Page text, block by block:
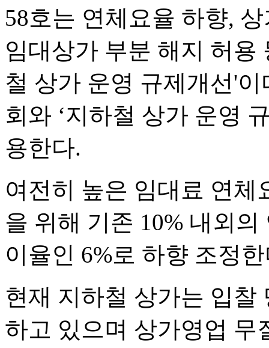
58호는 연체요율 하향,
임대상가 부분 해지 허용
철 상가 운영 규제개선'
회와 ‘지하철 상가 운영
용한다.
여전히 높은 임대료 연
을 위해 기존 10% 내외
이율인 6%로 하향 조정
현재 지하철 상가는 입찰
하고 있으며 상가영업 무